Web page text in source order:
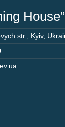
str. Kyiv,